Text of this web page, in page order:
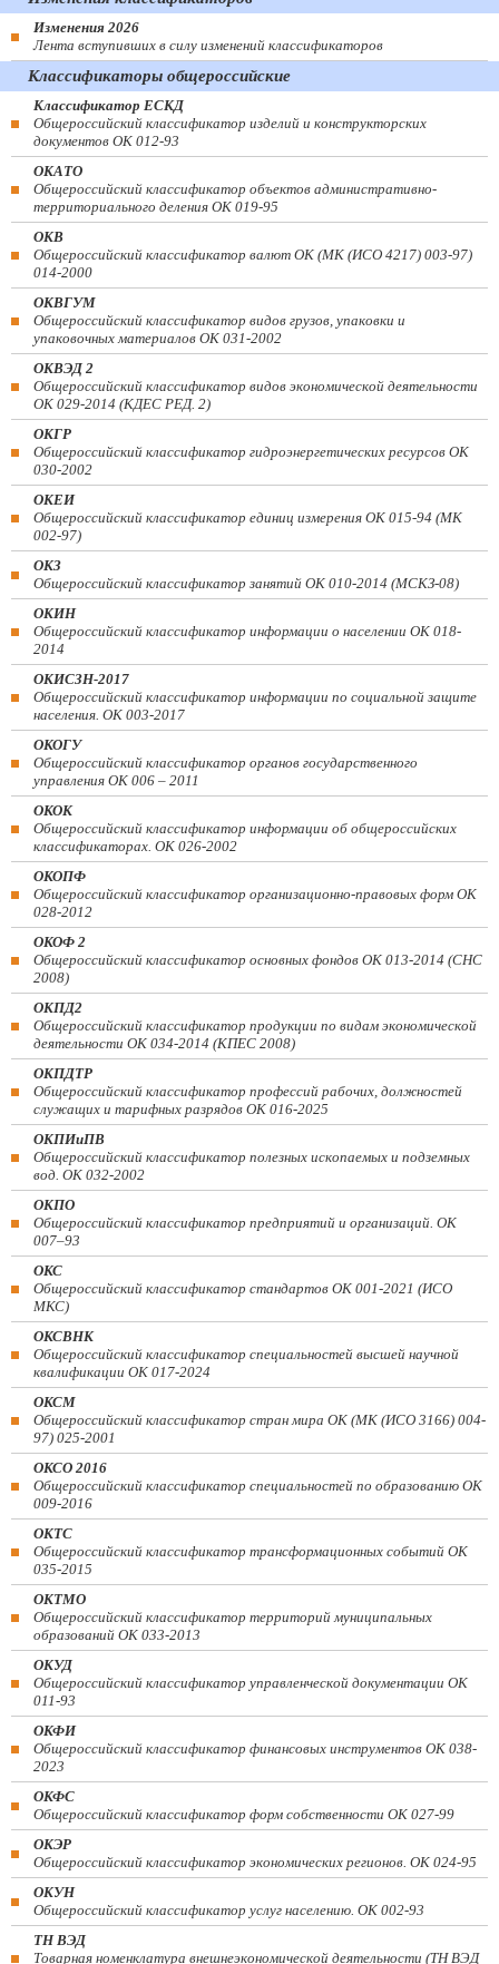
Изменения 2026
Лента вступивших в силу изменений классификаторов
Классификаторы общероссийские
Классификатор ЕСКД
Общероссийский классификатор изделий и конструкторских
документов ОК 012-93
ОКАТО
Общероссийский классификатор объектов административно-
территориального деления ОК 019-95
ОКВ
Общероссийский классификатор валют ОК (МК (ИСО 4217) 003-97)
014-2000
ОКВГУМ
Общероссийский классификатор видов грузов, упаковки и
упаковочных материалов ОК 031-2002
ОКВЭД 2
Общероссийский классификатор видов экономической деятельности
ОК 029-2014 (КДЕС РЕД. 2)
ОКГР
Общероссийский классификатор гидроэнергетических ресурсов ОК
030-2002
ОКЕИ
Общероссийский классификатор единиц измерения ОК 015-94 (МК
002-97)
ОКЗ
Общероссийский классификатор занятий ОК 010-2014 (МСКЗ-08)
ОКИН
Общероссийский классификатор информации о населении ОК 018-
2014
ОКИСЗН-2017
Общероссийский классификатор информации по социальной защите
населения. ОК 003-2017
ОКОГУ
Общероссийский классификатор органов государственного
управления ОК 006 – 2011
ОКОК
Общероссийский классификатор информации об общероссийских
классификаторах. ОК 026-2002
ОКОПФ
Общероссийский классификатор организационно-правовых форм ОК
028-2012
ОКОФ 2
Общероссийский классификатор основных фондов ОК 013-2014 (СНС
2008)
ОКПД2
Общероссийский классификатор продукции по видам экономической
деятельности ОК 034-2014 (КПЕС 2008)
ОКПДТР
Общероссийский классификатор профессий рабочих, должностей
служащих и тарифных разрядов ОК 016-2025
ОКПИиПВ
Общероссийский классификатор полезных ископаемых и подземных
вод. ОК 032-2002
ОКПО
Общероссийский классификатор предприятий и организаций. ОК
007–93
ОКС
Общероссийский классификатор стандартов ОК 001-2021 (ИСО
МКС)
ОКСВНК
Общероссийский классификатор специальностей высшей научной
квалификации ОК 017-2024
ОКСМ
Общероссийский классификатор стран мира ОК (МК (ИСО 3166) 004-
97) 025-2001
ОКСО 2016
Общероссийский классификатор специальностей по образованию ОК
009-2016
ОКТС
Общероссийский классификатор трансформационных событий ОК
035-2015
ОКТМО
Общероссийский классификатор территорий муниципальных
образований ОК 033-2013
ОКУД
Общероссийский классификатор управленческой документации ОК
011-93
ОКФИ
Общероссийский классификатор финансовых инструментов OK 038-
2023
ОКФС
Общероссийский классификатор форм собственности ОК 027-99
ОКЭР
Общероссийский классификатор экономических регионов. ОК 024-95
ОКУН
Общероссийский классификатор услуг населению. ОК 002-93
ТН ВЭД
Товарная номенклатура внешнеэкономической деятельности (ТН ВЭД